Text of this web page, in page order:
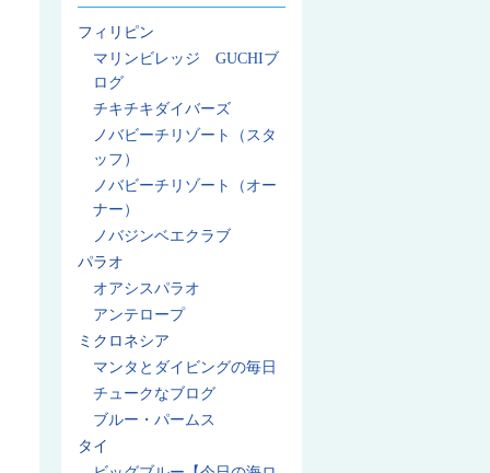
フィリピン
マリンビレッジ GUCHIブ
ログ
チキチキダイバーズ
ノバビーチリゾート（スタ
ッフ）
ノバビーチリゾート（オー
ナー）
ノバジンベエクラブ
パラオ
オアシスパラオ
アンテロープ
ミクロネシア
マンタとダイビングの毎日
チュークなブログ
ブルー・パームス
タイ